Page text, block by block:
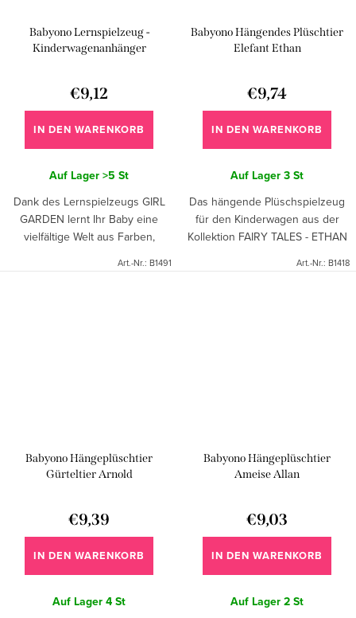
Babyono Lernspielzeug -
Kinderwagenanhänger
€9,12
IN DEN WARENKORB
Auf Lager >5 St
Dank des Lernspielzeugs GIRL
GARDEN lernt Ihr Baby eine
vielfältige Welt aus Farben,
Art.-Nr.: B1491
Babyono Hängendes Plüschtier
Elefant Ethan
€9,74
IN DEN WARENKORB
Auf Lager 3 St
Das hängende Plüschspielzeug
für den Kinderwagen aus der
Kollektion FAIRY TALES - ETHAN
Art.-Nr.: B1418
Babyono Hängeplüschtier
Gürteltier Arnold
€9,39
IN DEN WARENKORB
Auf Lager 4 St
Babyono Hängeplüschtier
Ameise Allan
€9,03
IN DEN WARENKORB
Auf Lager 2 St